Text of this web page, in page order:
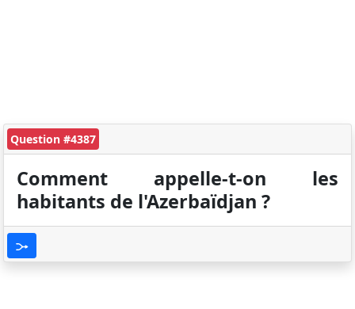
Question #4387
Comment appelle-t-on les
habitants de l'Azerbaïdjan ?